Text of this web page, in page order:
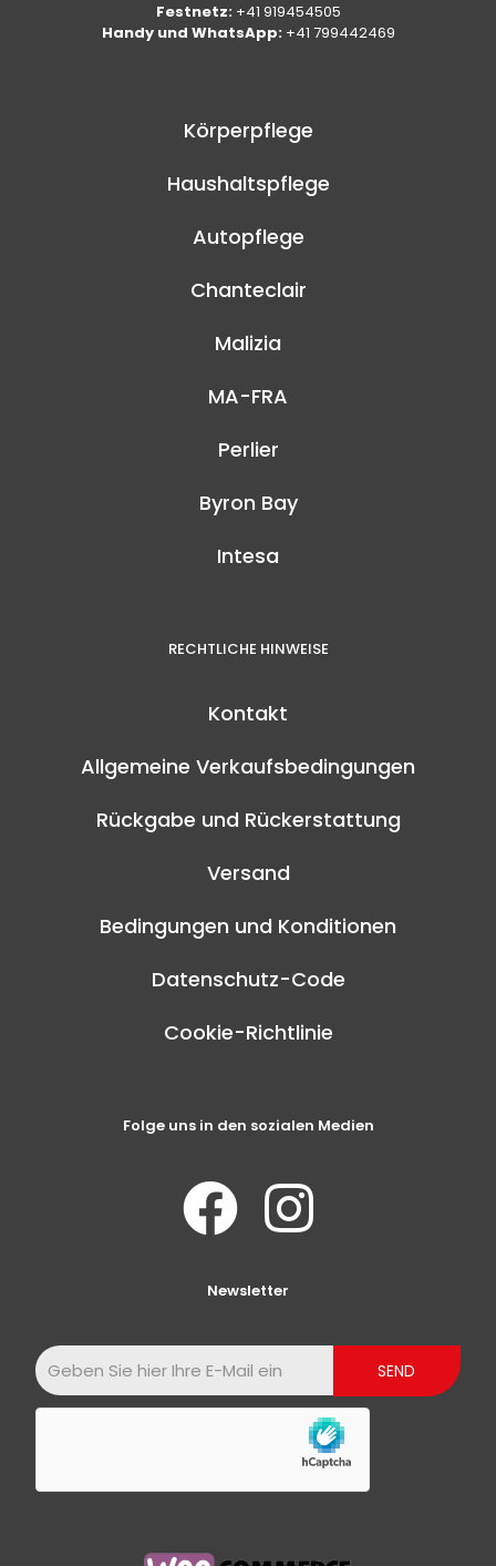
Festnetz: +41 919454505
Handy und WhatsApp: +41 799442469
Körperpflege
Haushaltspflege
Autopflege
Chanteclair
Malizia
MA-FRA
Perlier
Byron Bay
Intesa
RECHTLICHE HINWEISE
Kontakt
Allgemeine Verkaufsbedingungen
Rückgabe und Rückerstattung
Versand
Bedingungen und Konditionen
Datenschutz-Code
Cookie-Richtlinie
Folge uns in den sozialen Medien
Newsletter